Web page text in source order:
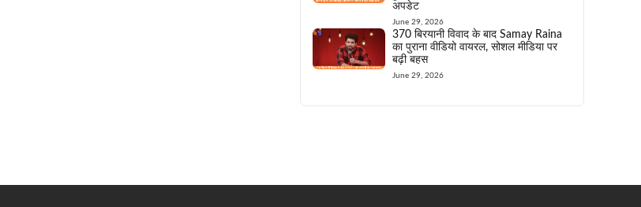
अपडेट
June 29, 2026
370 बिरयानी विवाद के बाद Samay Raina
का पुराना वीडियो वायरल, सोशल मीडिया पर
बढ़ी बहस
June 29, 2026